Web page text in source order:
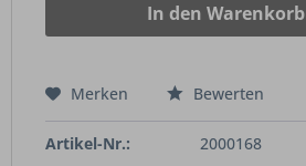
In den Warenkorb
Merken Bewerten
Artikel-Nr.:
2000168